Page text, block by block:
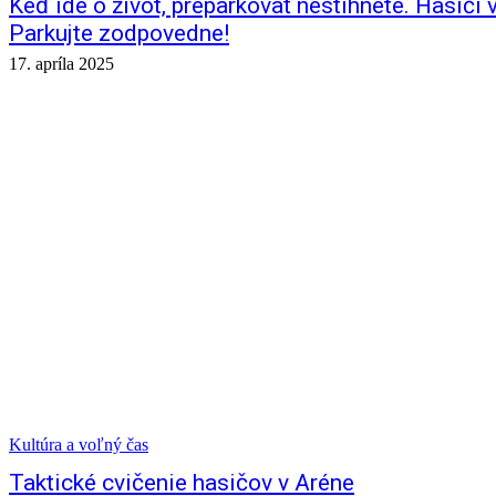
Keď ide o život, preparkovať nestihnete. Hasiči
Parkujte zodpovedne!
17. apríla 2025
Kultúra a voľný čas
Taktické cvičenie hasičov v Aréne